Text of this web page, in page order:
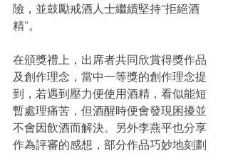
險，並鼓勵戒酒人士繼續堅持“拒絕酒
精”。
在頒獎禮上，出席者共同欣賞得獎作品
及創作理念，當中一等獎的創作理念提
到，若遇到壓力便使用酒精，看似能短
暫處理痛苦，但酒醒時便會發現困擾並
不會因飲酒而解決。另外李燕平也分享
作為評審的感想，部分作品巧妙地刻劃